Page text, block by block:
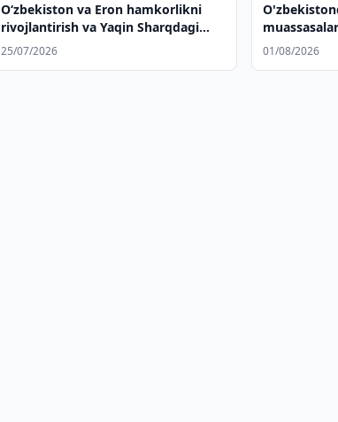
Oʻzbekiston va Eron hamkorlikni
rivojlantirish va Yaqin Sharqdagi
vaziyatni muhokama qilishdi
25/07/2026
tizimini
01/08/2026